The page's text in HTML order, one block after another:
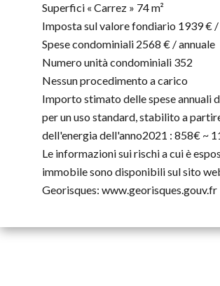
Superfici « Carrez » 74 m²
Imposta sul valore fondiario 1939 € /
Spese condominiali 2568 € / annuale
Numero unità condominiali 352
Nessun procedimento a carico
Importo stimato delle spese annuali
per un uso standard, stabilito a
dell'energia dell'anno2021 : 858€ ~
Le informazioni sui rischi a cui è
immobile sono disponibili sul sito
Georisques: www.georisques.gouv.fr